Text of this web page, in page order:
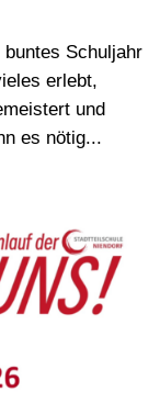
Schuljahr
erlebt,
und
es nötig...